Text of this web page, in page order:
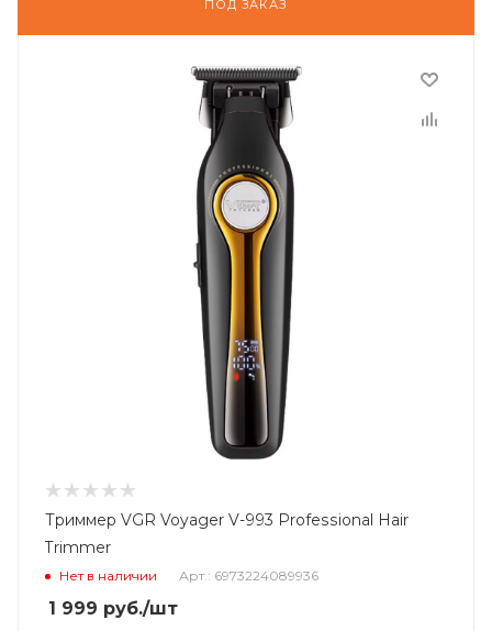
ПОД ЗАКАЗ
Триммер VGR Voyager V-993 Professional Hair
Trimmer
Нет в наличии Арт.: 6973224089936
1 999 руб./шт